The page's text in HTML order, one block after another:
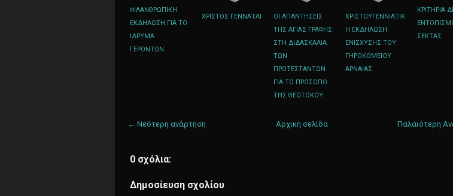
ΦΙΛΑΝΘΡΩΠΙΚΗ
ΕΚΔΗΛΩΣΗ ΓΙΑ ΤΟ
ΙΔΡΥΜΑ
ΓΕΡΟΝΤΩΝ
ΧΡΙΣΤΟΣ ΓΕΝΝΑΤΑΙ
ΟΙ ΑΠΑΝΤΗΣΕΙΣ
ΤΗΣ ΑΓΙΑΣ ΓΡΑΦΗΣ
ΣΤΗ ΔΙΔΑΣΚΑΛΙΑ
ΤΩΝ
ΠΡΟΤΕΣΤΑΝΤΩΝ
ΓΙΑ ΤΟ ΠΡΟΣΩΠΟ
ΤΗΣ ΘΕΟΤΟΚΟΥ
ΧΡΙΣΤΟΥΓΕΝΝΙΑΤΙΚ
Η ΕΚΔΗΛΩΣΗ
ΕΝΙΣΧΥΣΗΣ ΤΟΥ
ΓΗΡΟΚΟΜΕΙΟΥ
ΑΡΝΑΙΑΣ
ΚΡΙΤΗΡΙΑ
ΣΕΚΤΑΣ
← Νεότερη ανάρτηση Παλαιότερη
Αρχική σελίδα
0 σχόλια:
Δημοσίευση σχολίου